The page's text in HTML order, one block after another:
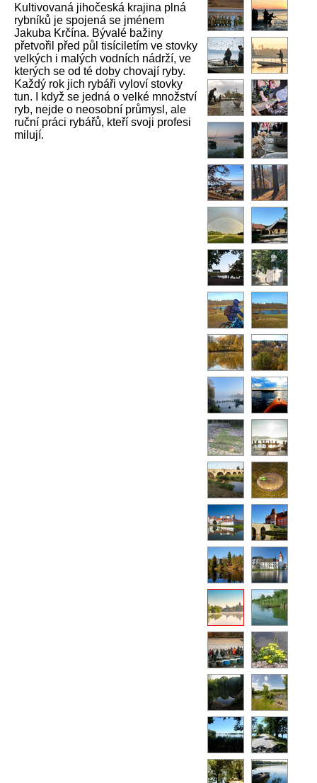
Kultivovaná jihočeská krajina plná
rybníků je spojená se jménem
Jakuba Krčína. Bývalé bažiny
přetvořil před půl tisíciletím ve stovky
velkých i malých vodních nádrží, ve
kterých se od té doby chovají ryby.
Každý rok jich rybáři vyloví stovky
tun. I když se jedná o velké množství
ryb, nejde o neosobní průmysl, ale
ruční práci rybářů, kteří svoji profesi
milují.